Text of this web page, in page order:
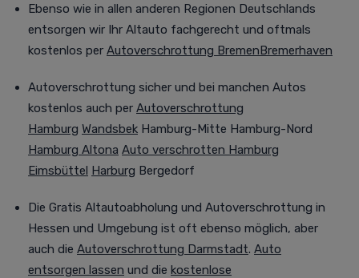
Ebenso wie in allen anderen Regionen Deutschlands
entsorgen wir Ihr Altauto fachgerecht und oftmals
kostenlos per Autoverschrottung BremenBremerhaven
Autoverschrottung sicher und bei manchen Autos
kostenlos auch per Autoverschrottung
Hamburg Wandsbek Hamburg-Mitte Hamburg-Nord
Hamburg Altona Auto verschrotten Hamburg
Eimsbüttel Harburg Bergedorf
Die Gratis Altautoabholung und Autoverschrottung in
Hessen und Umgebung ist oft ebenso möglich, aber
auch die Autoverschrottung Darmstadt. Auto
entsorgen lassen und die kostenlose